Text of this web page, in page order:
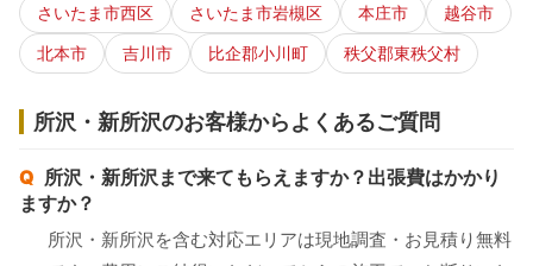
さいたま市西区 さいたま市岩槻区 本庄市
越谷市
北本市
吉川市 比企郡小川町 秩父郡東秩父村
所沢・新所沢のお客様からよくあるご質問
所沢・新所沢まで来てもらえますか？出張費はかかり
ますか？
所沢・新所沢を含む対応エリアは現地調査・お見積り無料